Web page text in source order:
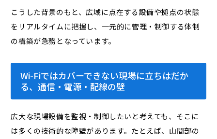
こうした背景のもと、広域に点在する設備や拠点の状態
をリアルタイムに把握し、一元的に管理・制御する体制
の構築が急務となっています。
Wi-Fiではカバーできない現場に立ちはだか
る、通信・電源・配線の壁
広大な現場設備を監視・制御したいと考えても、そこに
は多くの技術的な障壁があります。たとえば、山間部の